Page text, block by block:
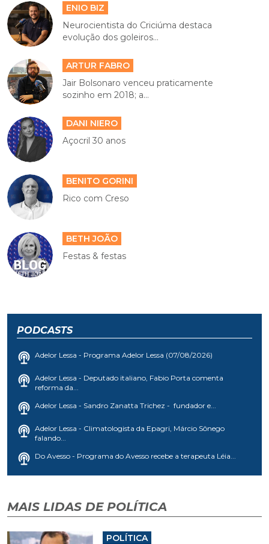
ENIO BIZ
Neurocientista do Criciúma destaca
evolução dos goleiros...
ARTUR FABRO
Jair Bolsonaro venceu praticamente
sozinho em 2018; a...
DANI NIERO
Açocril 30 anos
BENITO GORINI
Rico com Creso
BETH JOÃO
Festas & festas
PODCASTS
Adelor Lessa - Programa Adelor Lessa (07/08/2026)
Adelor Lessa - Deputado italiano, Fabio Porta comenta
reforma da...
Adelor Lessa - Sandro Zanatta Trichez - fundador e...
Adelor Lessa - Climatologista da Epagri, Márcio Sônego
falando...
Do Avesso - Programa do Avesso recebe a terapeuta Léia...
MAIS LIDAS DE POLÍTICA
POLÍTICA